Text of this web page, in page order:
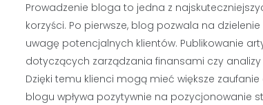
Prowadzenie bloga to jedna z
korzyści. Po pierwsze, blog pozwala na
uwagę potencjalnych klientów. Publikowanie
dotyczących zarządzania finansami czy
Dzięki temu klienci mogą mieć większe
blogu wpływa pozytywnie na pozycjonowanie